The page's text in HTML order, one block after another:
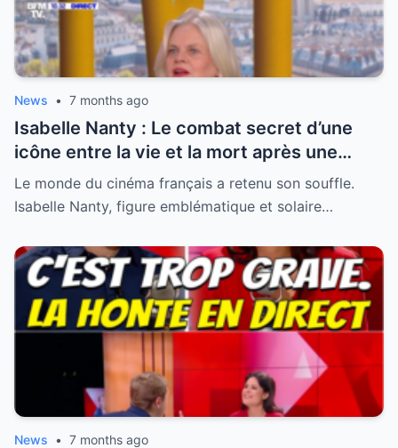
News • 7 months ago
Isabelle Nanty : Le combat secret d’une
icône entre la vie et la mort après une
hospitalisation critique
Le monde du cinéma français a retenu son souffle.
Isabelle Nanty, figure emblématique et solaire…
News • 7 months ago